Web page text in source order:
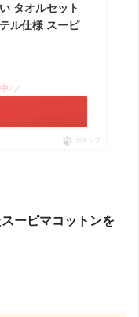
タオルセット
ル仕様 スーピ
♪／
ポチップ
ーピマコットンを